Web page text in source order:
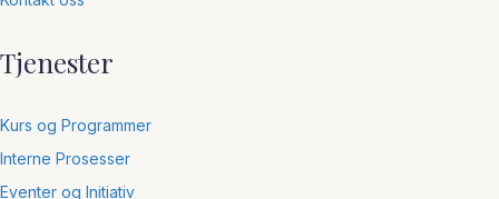
Tjenester
Kurs og Programmer
Interne Prosesser
Eventer og Initiativ